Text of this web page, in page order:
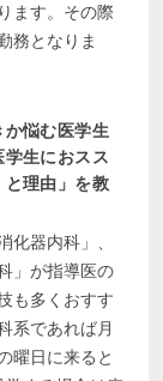
ます。その際
務となりま
悩む医学生
生におスス
と理由」を教
化器内科」、
」が指導医の
も多くおすす
系であれば月
曜日に来ると